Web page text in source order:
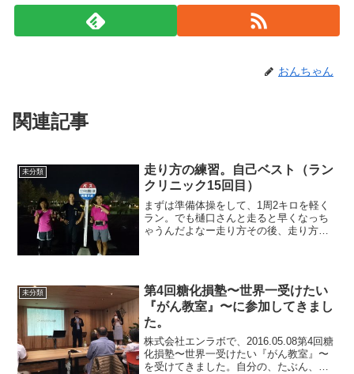
おんちゃん
関連記事
未分類
走り方の練習。自己ベスト（ラン
クリニック15回目）
まずは準備体操をして、1周2キロを軽く
ラン。でも樋口さんと走ると早くなっち
ゃうんだよなー走り方その後、走り方の
未分類
第4回糖化損塾〜世界一受けたい
『がん教室』〜に参加してきまし
た。
株式会社エンラボで、2016.05.08第4回糖
化損塾〜世界一受けたい『がん教室』〜
を受けてきました。自分の、たぶん、ガ